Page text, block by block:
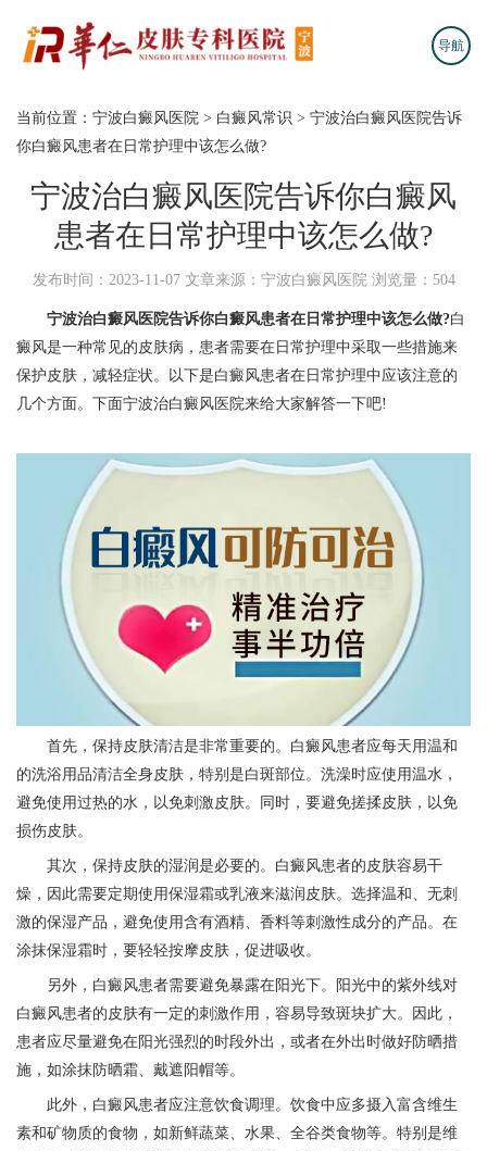
导航
当前位置： 宁波白癜风医院 > 白癜风常识 > 宁波治白癜风医院告诉
你白癜风患者在日常护理中该怎么做?
宁波治白癜风医院告诉你白癜风
患者在日常护理中该怎么做?
发布时间：2023-11-07 文章来源：宁波白癜风医院 浏览量：504
宁波治白癜风医院告诉你白癜风患者在日常护理中该怎么做?白
癜风是一种常见的皮肤病，患者需要在日常护理中采取一些措施来
保护皮肤，减轻症状。以下是白癜风患者在日常护理中应该注意的
几个方面。下面宁波治白癜风医院来给大家解答一下吧!
首先，保持皮肤清洁是非常重要的。白癜风患者应每天用温和
的洗浴用品清洁全身皮肤，特别是白斑部位。洗澡时应使用温水，
避免使用过热的水，以免刺激皮肤。同时，要避免搓揉皮肤，以免
损伤皮肤。
其次，保持皮肤的湿润是必要的。白癜风患者的皮肤容易干
燥，因此需要定期使用保湿霜或乳液来滋润皮肤。选择温和、无刺
激的保湿产品，避免使用含有酒精、香料等刺激性成分的产品。在
涂抹保湿霜时，要轻轻按摩皮肤，促进吸收。
另外，白癜风患者需要避免暴露在阳光下。阳光中的紫外线对
白癜风患者的皮肤有一定的刺激作用，容易导致斑块扩大。因此，
患者应尽量避免在阳光强烈的时段外出，或者在外出时做好防晒措
施，如涂抹防晒霜、戴遮阳帽等。
此外，白癜风患者应注意饮食调理。饮食中应多摄入富含维生
素和矿物质的食物，如新鲜蔬菜、水果、全谷类食物等。特别是维